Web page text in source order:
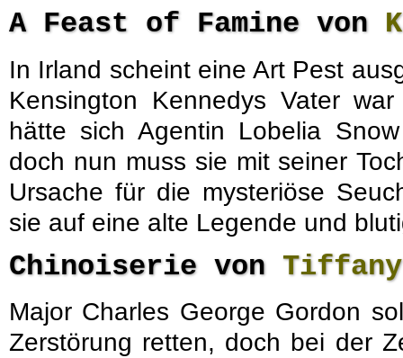
A Feast of Famine von
In Irland scheint eine Art Pest
Kensington Kennedys Vater
hätte sich Agentin Lobelia
doch nun muss sie mit seiner
Ursache für die mysteriöse
sie auf eine alte Legende und
Chinoiserie von
Major Charles George Gordon
Zerstörung retten, doch bei der